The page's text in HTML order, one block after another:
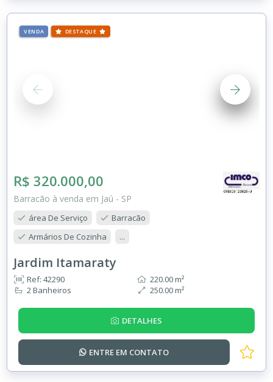
VENDA DESTAQUE
R$ 320.000,00
Barracão à venda em Jaú - SP
área De Serviço
Barracão
Armários De Cozinha
...
Jardim Itamaraty
Ref: 42290
2 Banheiros
220.00 m²
250.00 m²
DETALHES
ENTRE EM CONTATO